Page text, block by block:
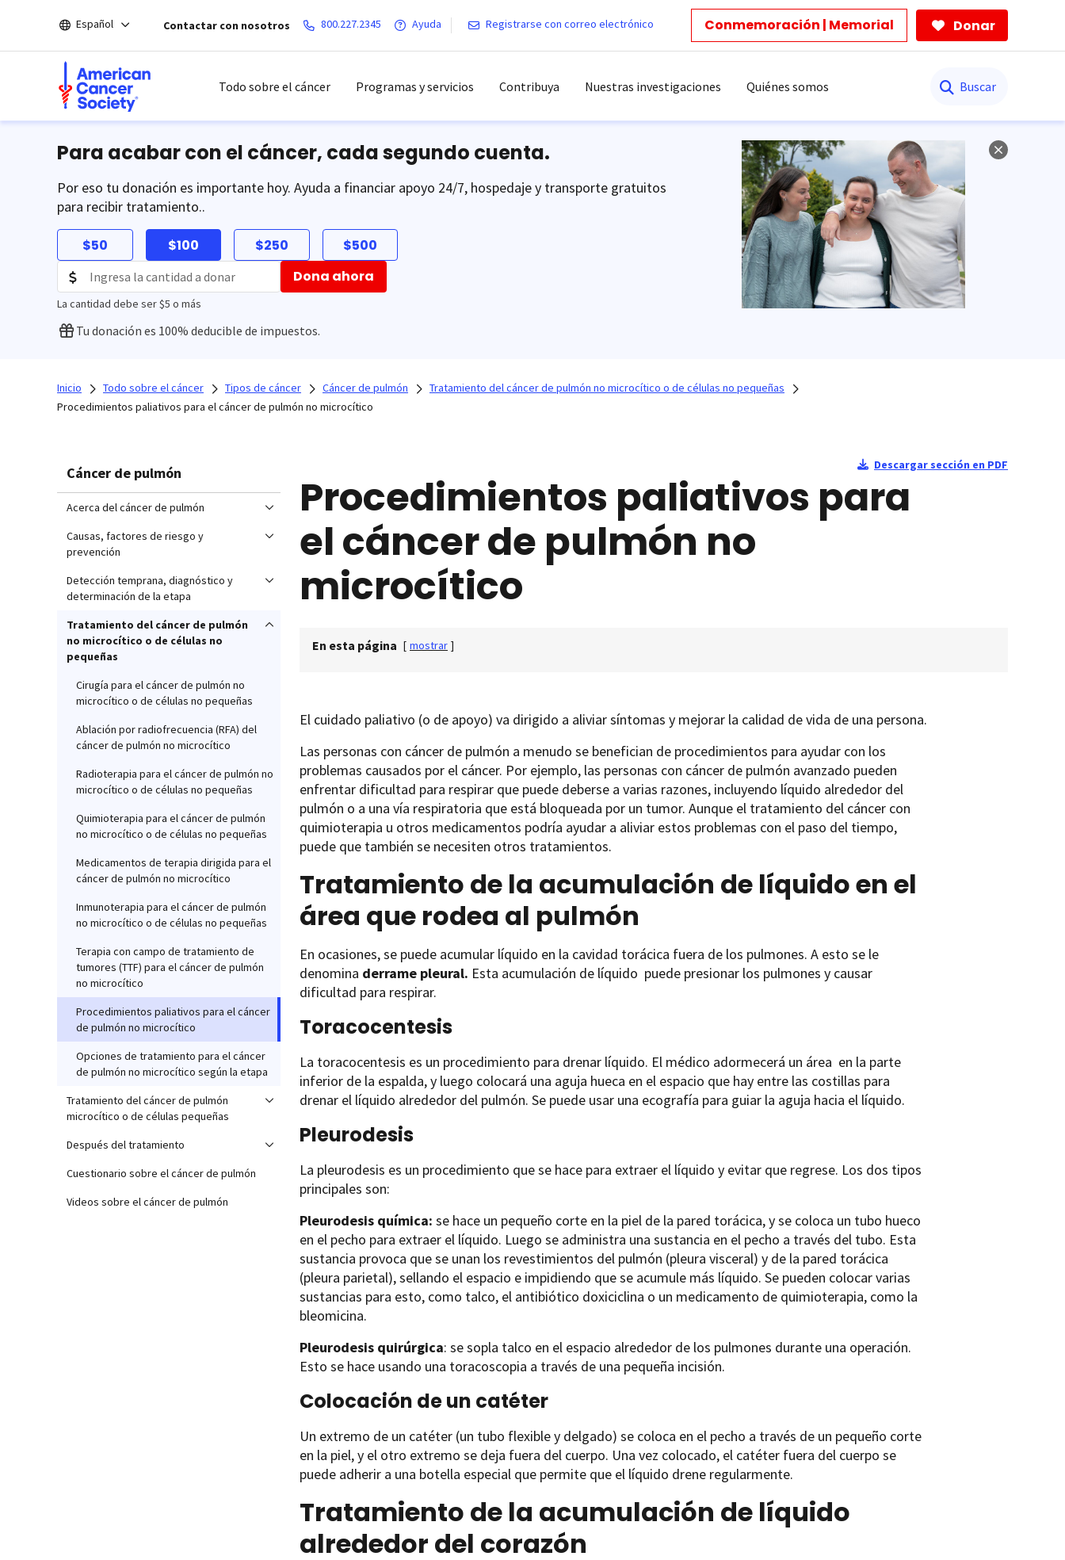
el
Español Contactar con nosotros 800.227.2345 Ayuda Registrarse con correo electrónico Conmemoración | Memorial Donar
Todo sobre el cáncer Programas y servicios Contribuya Nuestras investigaciones Quiénes somos
Para acabar con el cáncer, cada segundo cuenta.
Por eso tu donación es importante hoy. Ayuda a financiar apoyo 24/7, hospedaje y transporte gratuitos
para recibir tratamiento..
$50 $100 $250 $500
La cantidad debe ser $5 o más
Dona ahora
Tu donación es 100% deducible de impuestos.
Inicio Todo sobre el cáncer Tipos de cáncer Cáncer de pulmón
Tratamiento del cáncer de pulmón no microcítico o de células no pequeñas
Procedimientos paliativos para el cáncer de pulmón no microcítico
Cáncer de pulmón
Acerca del cáncer de pulmón
Causas, factores de riesgo y
prevención
Detección temprana, diagnóstico y
determinación de la etapa
Tratamiento del cáncer de pulmón
no microcítico o de células no
pequeñas
Cirugía para el cáncer de pulmón no
microcítico o de células no pequeñas
Ablación por radiofrecuencia (RFA) del
cáncer de pulmón no microcítico
Radioterapia para el cáncer de pulmón no
microcítico o de células no pequeñas
Quimioterapia para el cáncer de pulmón
no microcítico o de células no pequeñas
Medicamentos de terapia dirigida para el
cáncer de pulmón no microcítico
Inmunoterapia para el cáncer de pulmón
no microcítico o de células no pequeñas
Terapia con campo de tratamiento de
tumores (TTF) para el cáncer de pulmón
no microcítico
Procedimientos paliativos para el cáncer
de pulmón no microcítico
Opciones de tratamiento para el cáncer
de pulmón no microcítico según la etapa
Tratamiento del cáncer de pulmón
microcítico o de células pequeñas
Después del tratamiento
Cuestionario sobre el cáncer de pulmón
Videos sobre el cáncer de pulmón
Descargar sección en PDF
Procedimientos paliativos para
el cáncer de pulmón no
microcítico
En esta página [ mostrar ]
El cuidado paliativo (o de apoyo) va dirigido a aliviar síntomas y mejorar la calidad de vida de una persona.
Las personas con cáncer de pulmón a menudo se benefician de procedimientos para ayudar con los
problemas causados por el cáncer. Por ejemplo, las personas con cáncer de pulmón avanzado pueden
enfrentar dificultad para respirar que puede deberse a varias razones, incluyendo líquido alrededor del
pulmón o a una vía respiratoria que está bloqueada por un tumor. Aunque el tratamiento del cáncer con
quimioterapia u otros medicamentos podría ayudar a aliviar estos problemas con el paso del tiempo,
puede que también se necesiten otros tratamientos.
Tratamiento de la acumulación de líquido en el
área que rodea al pulmón
En ocasiones, se puede acumular líquido en la cavidad torácica fuera de los pulmones. A esto se le
denomina derrame pleural. Esta acumulación de líquido puede presionar los pulmones y causar
dificultad para respirar.
Toracocentesis
La toracocentesis es un procedimiento para drenar líquido. El médico adormecerá un área en la parte
inferior de la espalda, y luego colocará una aguja hueca en el espacio que hay entre las costillas para
drenar el líquido alrededor del pulmón. Se puede usar una ecografía para guiar la aguja hacia el líquido.
Pleurodesis
La pleurodesis es un procedimiento que se hace para extraer el líquido y evitar que regrese. Los dos tipos
principales son:
Pleurodesis química: se hace un pequeño corte en la piel de la pared torácica, y se coloca un tubo hueco
en el pecho para extraer el líquido. Luego se administra una sustancia en el pecho a través del tubo. Esta
sustancia provoca que se unan los revestimientos del pulmón (pleura visceral) y de la pared torácica
(pleura parietal), sellando el espacio e impidiendo que se acumule más líquido. Se pueden colocar varias
sustancias para esto, como talco, el antibiótico doxiciclina o un medicamento de quimioterapia, como la
bleomicina.
Pleurodesis quirúrgica: se sopla talco en el espacio alrededor de los pulmones durante una operación.
Esto se hace usando una toracoscopia a través de una pequeña incisión.
Colocación de un catéter
Un extremo de un catéter (un tubo flexible y delgado) se coloca en el pecho a través de un pequeño corte
en la piel, y el otro extremo se deja fuera del cuerpo. Una vez colocado, el catéter fuera del cuerpo se
puede adherir a una botella especial que permite que el líquido drene regularmente.
Tratamiento de la acumulación de líquido
alrededor del corazón